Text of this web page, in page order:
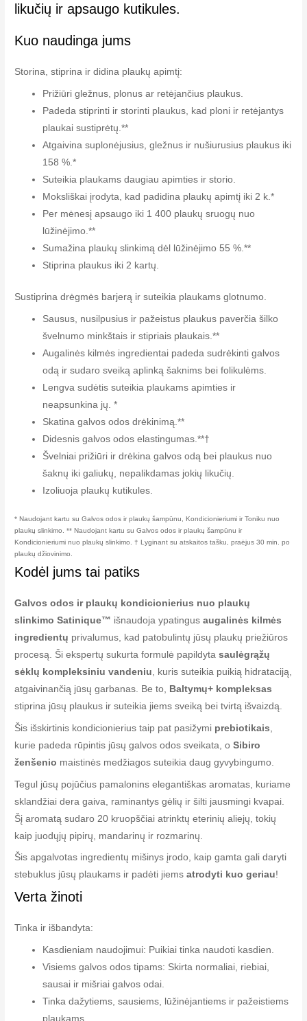
likučių ir apsaugo kutikules.
Kuo naudinga jums
Storina, stiprina ir didina plaukų apimtį:
Prižiūri gležnus, plonus ar retėjančius plaukus.
Padeda stiprinti ir storinti plaukus, kad ploni ir retėjantys
plaukai sustiprėtų.**
Atgaivina suplonėjusius, gležnus ir nušiurusius plaukus iki
158 %.*
Suteikia plaukams daugiau apimties ir storio.
Moksliškai įrodyta, kad padidina plaukų apimtį iki 2 k.*
Per mėnesį apsaugo iki 1 400 plaukų sruogų nuo
lūžinėjimo.**
Sumažina plaukų slinkimą dėl lūžinėjimo 55 %.**
Stiprina plaukus iki 2 kartų.
Sustiprina drėgmės barjerą ir suteikia plaukams glotnumo.
Sausus, nusilpusius ir pažeistus plaukus paverčia šilko
švelnumo minkštais ir stipriais plaukais.**
Augalinės kilmės ingredientai padeda sudrėkinti galvos
odą ir sudaro sveiką aplinką šaknims bei folikulėms.
Lengva sudėtis suteikia plaukams apimties ir
neapsunkina jų. *
Skatina galvos odos drėkinimą.**
Didesnis galvos odos elastingumas.**†
Švelniai prižiūri ir drėkina galvos odą bei plaukus nuo
šaknų iki galiukų, nepalikdamas jokių likučių.
Izoliuoja plaukų kutikules.
* Naudojant kartu su Galvos odos ir plaukų šampūnu, Kondicionieriumi ir Toniku nuo
plaukų slinkimo. ** Naudojant kartu su Galvos odos ir plaukų šampūnu ir
Kondicionieriumi nuo plaukų slinkimo. † Lyginant su atskaitos tašku, praėjus 30 min. po
plaukų džiovinimo.
Kodėl jums tai patiks
Galvos odos ir plaukų kondicionierius nuo plaukų
slinkimo Satinique™ išnaudoja ypatingusaugalinės kilmės
ingredientų privalumus, kad patobulintų jūsų plaukų priežiūros
procesą. Ši ekspertų sukurta formulė papildytasaulėgrąžų
sėklų kompleksiniu vandeniu , kuris suteikia puikią hidrataciją,
atgaivinančią jūsų garbanas. Be to,
Baltymų+ kompleksas
stiprina jūsų plaukus ir suteikia jiems sveiką bei tvirtą išvaizdą.
Šis išskirtinis kondicionierius taip pat pasižymi prebiotikais
kurie padeda rūpintis jūsų galvos odos sveikata, oSibiro
ženšenio maistinės medžiagos suteikia daug gyvybingumo.
Tegul jūsų pojūčius pamalonins elegantiškas aromatas, kuriame
sklandžiai dera gaiva, raminantys gėlių ir šilti jausmingi kvapai.
Šį aromatą sudaro 20 kruopščiai atrinktų eterinių aliejų, tokių
kaip juodųjų pipirų, mandarinų ir rozmarinų.
Šis apgalvotas ingredientų mišinys įrodo, kaip gamta gali daryti
stebuklus jūsų plaukams ir padėti jiemsatrodyti kuo geriau!
Verta žinoti
Tinka ir išbandyta:
Kasdieniam naudojimui: Puikiai tinka naudoti kasdien.
Visiems galvos odos tipams: Skirta normaliai, riebiai,
sausai ir mišriai galvos odai.
Tinka dažytiems, sausiems, lūžinėjantiems ir pažeistiems
plaukams.